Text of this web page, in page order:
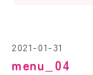
2021-01-31
menu_04